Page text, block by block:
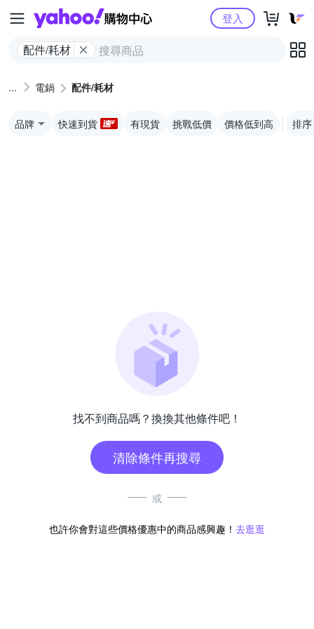
Yahoo購物中心
配件/耗材
登入
電鍋 配件/耗材
品牌 快速到貨 有現貨 挑戰低價 價格低到高 排序
找不到商品嗎？換換其他條件吧！
清除條件再搜尋
或
也許你會對這些價格優惠中的商品感興趣！ 去逛逛